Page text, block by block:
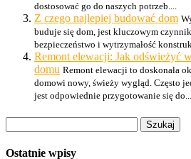
dostosować go do naszych potrzeb....
Z czego najlepiej budować dom
buduje się dom, jest kluczowym
bezpieczeństwo i wytrzymałość
Remont elewacji: Jak odświeżyć
domu Remont elewacji to doskonała
domowi nowy, świeży wygląd. Często
jest odpowiednie przygotowanie się do...
Ostatnie wpisy